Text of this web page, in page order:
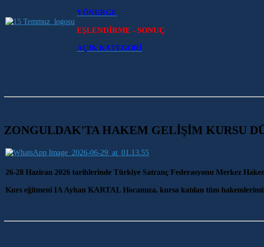
YÖNERGE
EŞLENDİRME - SONUÇ
AÇIK KATEGORİ
ZONGULDAK'TA HAKEM GELİŞİM KURSU
26-28 Haziran 2026 tarihlerinde Türkiye Satranç Federasyonu Merkez
Kurs eğitmeni IA Ayhan KARTAL Hocamıza, kursa katılan tüm